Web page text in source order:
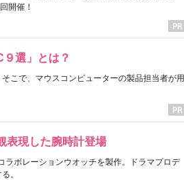
開催！
選」とは？
こで、マウスコンピューターの製品担当者が用
表現した腕時計登場
ラボレーションウオッチを製作。ドラマプロデ
。